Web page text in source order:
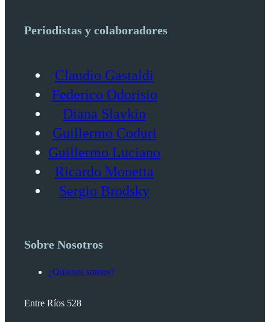
Periodistas y colaboradores
Claudio Gastaldi
Federico Odorisio
Diana Slavkin
Guillermo Coduri
Guillermo Luciano
Ricardo Monetta
Sergio Brodsky
Sobre Nosotros
¿Quienes somos?
Entre Ríos 528